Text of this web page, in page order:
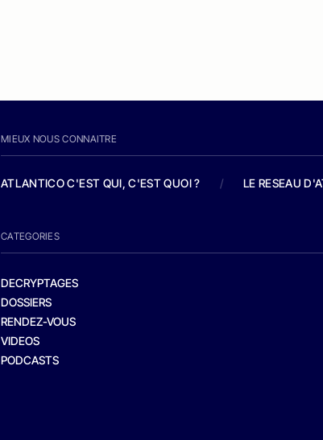
MIEUX NOUS CONNAITRE
ATLANTICO C'EST QUI, C'EST QUOI ? / LE RESEAU
CATEGORIES
DECRYPTAGES
DOSSIERS
RENDEZ-VOUS
VIDEOS
PODCASTS